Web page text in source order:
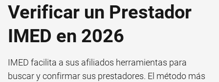
Verificar un Prestador
IMED en 2026
IMED facilita a sus afiliados herramientas para
buscar y confirmar sus prestadores. El método más